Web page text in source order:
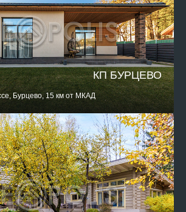
КП БУРЦЕВО
Бурцево, 15 км от МКАД